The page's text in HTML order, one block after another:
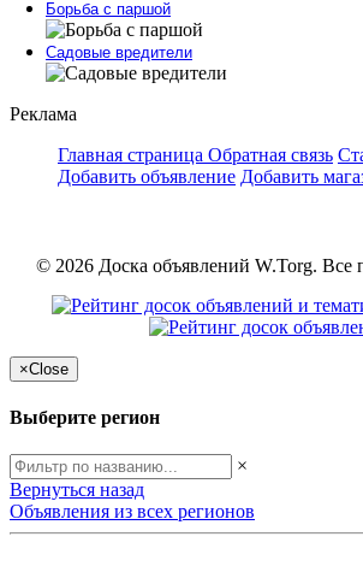
Борьба с паршой
Садовые вредители
Реклама
Главная страница Обратная связь
Добавить объявление Добавить
© 2026 Доска объявлений W.Torg. Все
×Close
Выберите регион
×
Вернуться назад
Объявления из всех регионов